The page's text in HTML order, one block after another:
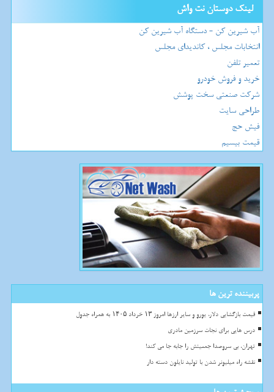
لینک دوستان نت واش
آب شیرین کن - دستگاه آب شیرین کن
انتخابات مجلس ، کاندیدای مجلس
تعمیر تلفن
خرید و فروش خودرو
شرکت صنعتی سخت پوشش
طراحی سایت
فیش حج
قیمت بیسیم
پربیننده ترین ها
قیمت بازگشایی دلار، یورو و سایر ارزها امروز ۱۳ خرداد ۱۴۰۵ به همراه جدول
درس هایی برای نجات سرزمین مادری
تهران، بی سروصدا جمعیتش را جابه جا می کند!
نقشه راه میلیونر شدن با تولید نایلون دسته دار